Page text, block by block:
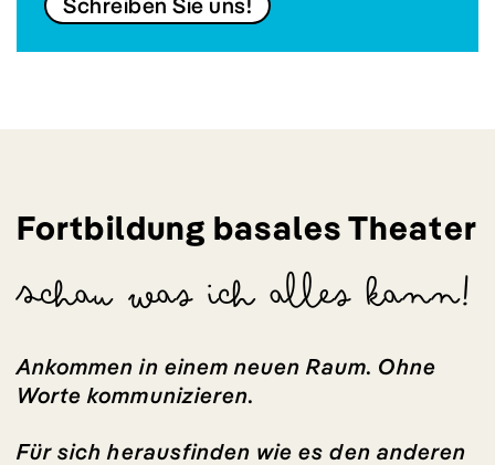
Fortbildung basales Theater
Schau was ich alles kann!
Ankommen in einem neuen Raum. Ohne
Worte kommunizieren.
Für sich herausfinden wie es den anderen